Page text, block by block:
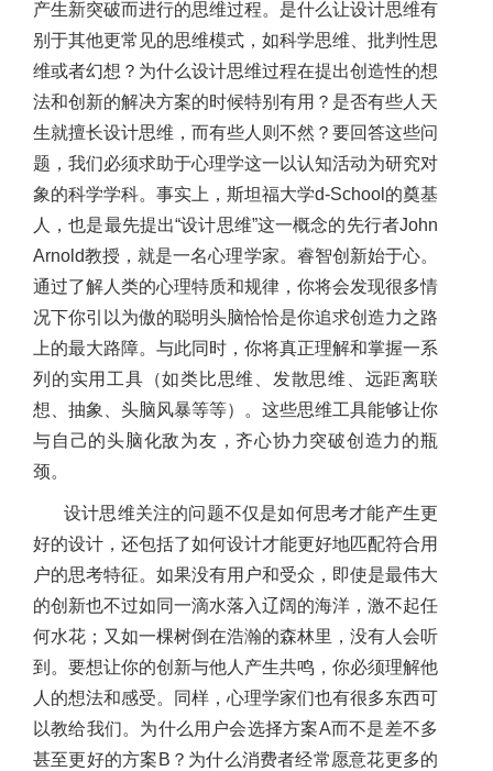
产生新突破而进行的思维过程。是什么让设计思维有
别于其他更常见的思维模式，如科学思维、批判性思
维或者幻想？为什么设计思维过程在提出创造性的想
法和创新的解决方案的时候特别有用？是否有些人天
生就擅长设计思维，而有些人则不然？要回答这些问
题，我们必须求助于心理学这一以认知活动为研究对
象的科学学科。事实上，斯坦福大学d-School的奠基
人，也是最先提出“设计思维”这一概念的先行者John
Arnold教授，就是一名心理学家。睿智创新始于心。
通过了解人类的心理特质和规律，你将会发现很多情
况下你引以为傲的聪明头脑恰恰是你追求创造力之路
上的最大路障。与此同时，你将真正理解和掌握一系
列的实用工具（如类比思维、发散思维、远距离联
想、抽象、头脑风暴等等）。这些思维工具能够让你
与自己的头脑化敌为友，齐心协力突破创造力的瓶
颈。
设计思维关注的问题不仅是如何思考才能产生更
好的设计，还包括了如何设计才能更好地匹配符合用
户的思考特征。如果没有用户和受众，即使是最伟大
的创新也不过如同一滴水落入辽阔的海洋，激不起任
何水花；又如一棵树倒在浩瀚的森林里，没有人会听
到。要想让你的创新与他人产生共鸣，你必须理解他
人的想法和感受。同样，心理学家们也有很多东西可
以教给我们。为什么用户会选择方案A而不是差不多
甚至更好的方案B？为什么消费者经常愿意花更多的